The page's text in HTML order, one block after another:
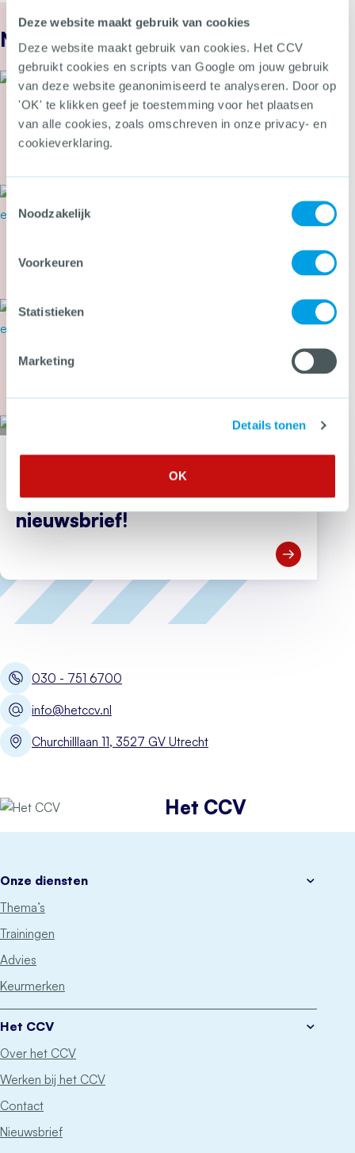
Deze website maakt gebruik van cookies
Deze website maakt gebruik van cookies. Het CCV
gebruikt cookies en scripts van Google om jouw gebruik
van deze website geanonimiseerd te analyseren. Door op
'OK' te klikken geef je toestemming voor het plaatsen
van alle cookies, zoals omschreven in onze privacy- en
cookieverklaring.
Toestemmingsselectie
Noodzakelijk
Voorkeuren
Statistieken
Marketing
Details tonen
OK
Nieuws
27 juli 2026
Nieuwe inspectieschema’s
brandbeveiliging gevaarlijke
stoffen
Webinar: bereik burgers beter
bijeenkomsten over criminaliteitspreventie?
Meld je aan voor de CCV-
nieuwsbrief!
Open Meld
030 - 751 6700
info@hetccv.nl
Churchilllaan 11, 3527 GV Utrecht
Het CCV
Onze diensten
Thema’s
Trainingen
Advies
Keurmerken
Het CCV
Over het CCV
Werken bij het CCV
Contact
Nieuwsbrief